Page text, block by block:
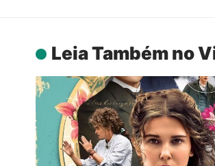
Leia Também no